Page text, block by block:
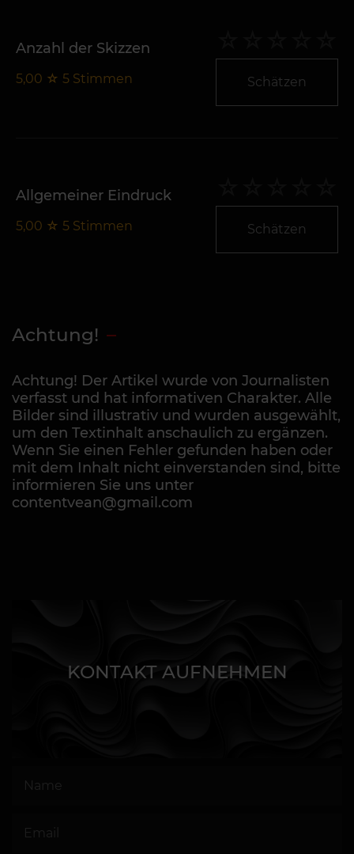
Anzahl der Skizzen
5,00 ☆ 5 Stimmen Schätzen
Allgemeiner Eindruck
5,00 ☆ 5 Stimmen Schätzen
Achtung!
Achtung! Der Artikel wurde von Journalisten
verfasst und hat informativen Charakter. Alle
Bilder sind illustrativ und wurden ausgewählt,
um den Textinhalt anschaulich zu ergänzen.
Wenn Sie einen Fehler gefunden haben oder
mit dem Inhalt nicht einverstanden sind, bitte
informieren Sie uns unter
contentvean@gmail.com
KONTAKT AUFNEHMEN